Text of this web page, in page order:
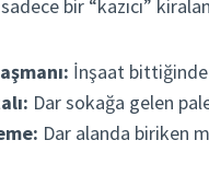
sadece bir “kazıcı”
İnşaat bittiğinde
Dar sokağa gelen
Dar alanda biriken